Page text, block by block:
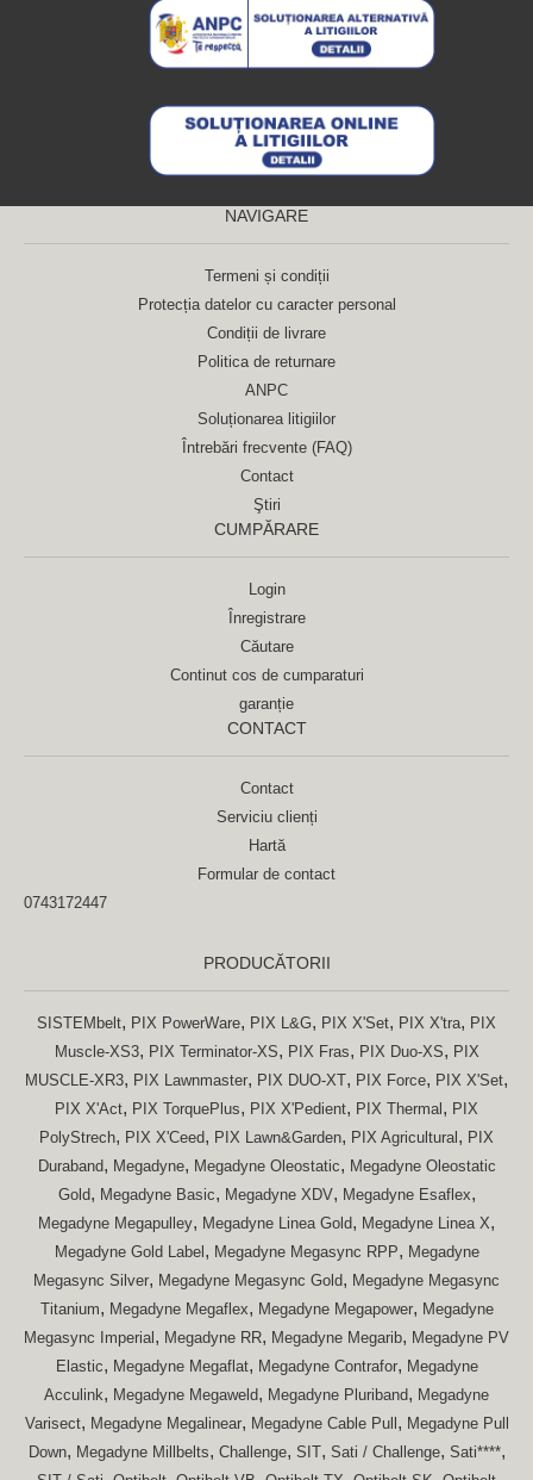
NAVIGARE
Termeni și condiții
Protecția datelor cu caracter personal
Condiții de livrare
Politica de returnare
ANPC
Soluționarea litigiilor
Întrebări frecvente (FAQ)
Contact
Ştiri
CUMPĂRARE
Login
Înregistrare
Căutare
Continut cos de cumparaturi
garanție
CONTACT
Contact
Serviciu clienți
Hartă
Formular de contact
0743172447
PRODUCĂTORII
SISTEMbelt, PIX PowerWare, PIX L&G, PIX X'Set, PIX X'tra, PIX
Muscle-XS3, PIX Terminator-XS, PIX Fras, PIX Duo-XS, PIX
MUSCLE-XR3, PIX Lawnmaster, PIX DUO-XT, PIX Force, PIX X'Set,
PIX X'Act, PIX TorquePlus, PIX X'Pedient, PIX Thermal, PIX
PolyStrech, PIX X'Ceed, PIX Lawn&Garden, PIX Agricultural, PIX
Duraband, Megadyne, Megadyne Oleostatic, Megadyne Oleostatic
Gold, Megadyne Basic, Megadyne XDV, Megadyne Esaflex,
Megadyne Megapulley, Megadyne Linea Gold, Megadyne Linea X,
Megadyne Gold Label, Megadyne Megasync RPP, Megadyne
Megasync Silver, Megadyne Megasync Gold, Megadyne Megasync
Titanium, Megadyne Megaflex, Megadyne Megapower, Megadyne
Megasync Imperial, Megadyne RR, Megadyne Megarib, Megadyne PV
Elastic, Megadyne Megaflat, Megadyne Contrafor, Megadyne
Acculink, Megadyne Megaweld, Megadyne Pluriband, Megadyne
Varisect, Megadyne Megalinear, Megadyne Cable Pull, Megadyne Pull
Down, Megadyne Millbelts, Challenge, SIT, Sati / Challenge, Sati****,